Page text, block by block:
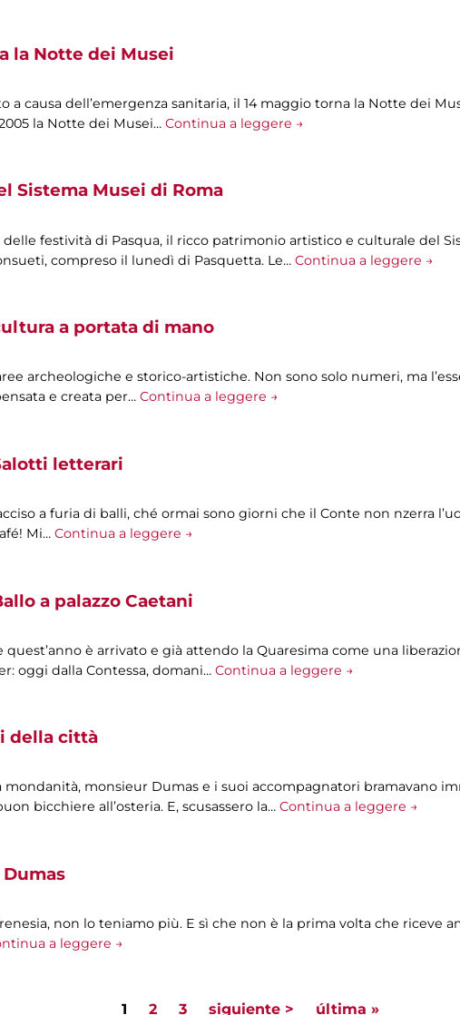
la Notte dei Musei
a causa dell’emergenza sanitaria, il 14 maggio torna la Notte dei
la Notte dei Musei… Continua a leggere →
Sistema Musei di Roma
delle festività di Pasqua, il ricco patrimonio artistico e culturale del
compreso il lunedì di Pasquetta. Le… Continua a leggere →
a portata di mano
archeologiche e storico-artistiche. Non sono solo numeri, ma
e creata per… Continua a leggere →
letterari
acciso a furia di balli, ché ormai sono giorni che il Conte non nzerra
Mi… Continua a leggere →
a palazzo Caetani
quest’anno è arrivato e già attendo la Quaresima come una
oggi dalla Contessa, domani… Continua a leggere →
della città
mondanità, monsieur Dumas e i suoi accompagnatori bramavano
bicchiere all’osteria. E, scusassero la… Continua a leggere →
Dumas
non lo teniamo più. E sì che non è la prima volta che riceve
a leggere →
1 2 3 siguiente > última »